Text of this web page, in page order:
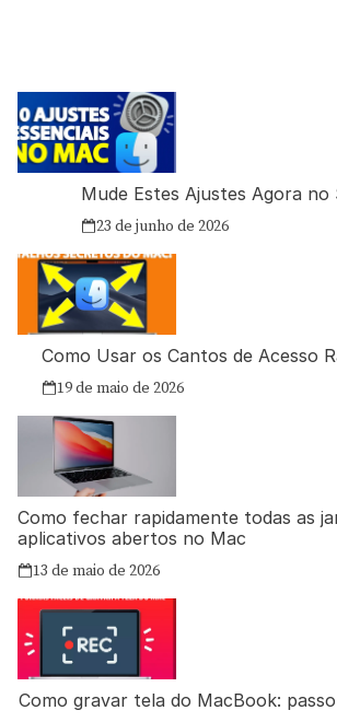
Mude Estes Ajustes Agora no
23 de junho de 2026
Como Usar os Cantos de Acesso
19 de maio de 2026
Como fechar rapidamente todas as
aplicativos abertos no Mac
13 de maio de 2026
Como gravar tela do MacBook: